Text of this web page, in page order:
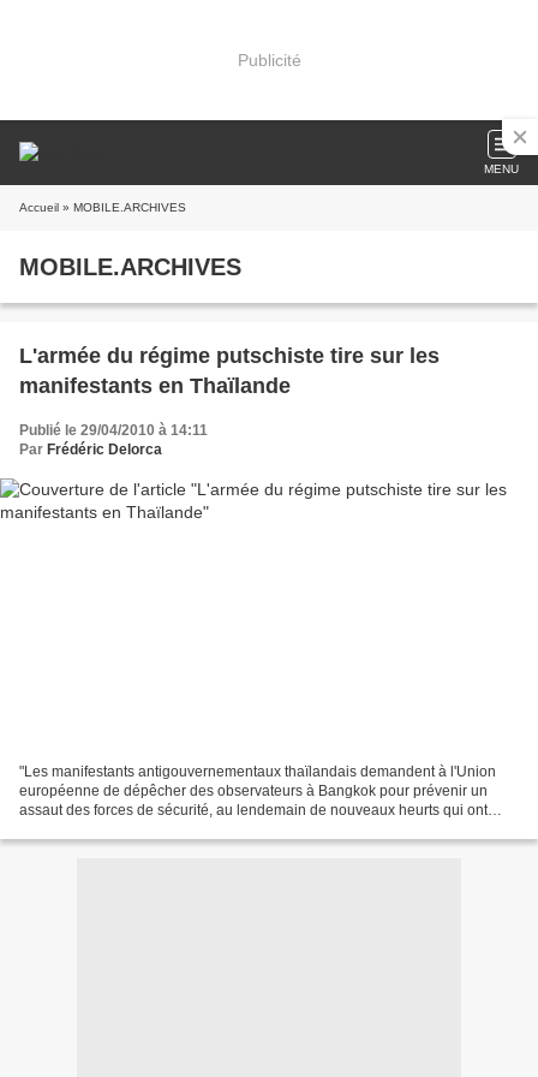
Publicité
MENU
Accueil » MOBILE.ARCHIVES
MOBILE.ARCHIVES
L'armée du régime putschiste tire sur les
manifestants en Thaïlande
Publié le 29/04/2010 à 14:11
Par Frédéric Delorca
"Les manifestants antigouvernementaux thaïlandais demandent à l'Union
européenne de dépêcher des observateurs à Bangkok pour prévenir un
assaut des forces de sécurité, au lendemain de nouveaux heurts qui ont